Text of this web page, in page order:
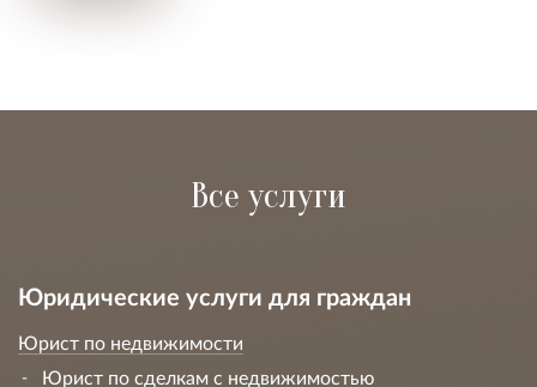
может быть восстановлен, если судебный
такая вот ситуация:
екст решения суда первой инстанции был размещен на
официальном сайте арбитражного суда в
информационно-телекоммуникационной сети